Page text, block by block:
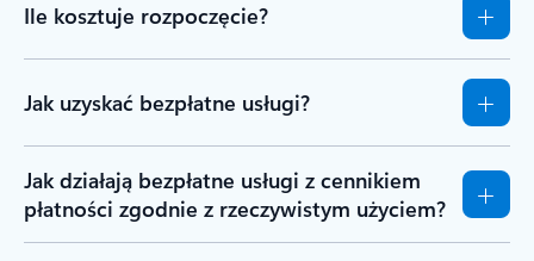
Ile kosztuje rozpoczęcie?
Jak uzyskać bezpłatne usługi?
Jak działają bezpłatne usługi z cennikiem
płatności zgodnie z rzeczywistym użyciem?